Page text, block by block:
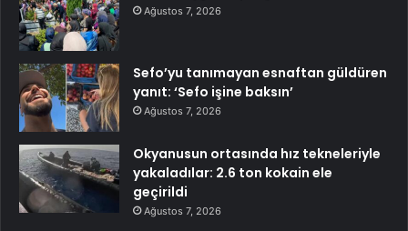
Ağustos 7, 2026
Sefo’yu tanımayan esnaftan güldüren
yanıt: ‘Sefo işine baksın’
Ağustos 7, 2026
Okyanusun ortasında hız tekneleriyle
yakaladılar: 2.6 ton kokain ele
geçirildi
Ağustos 7, 2026